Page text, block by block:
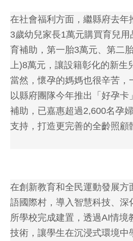
在社會福利方面，繼縣府去年
3歲幼兒家長1萬元購買育兒
育補助，第一胎3萬元、第二
上)8萬元，讓設籍彰化的新生
當然，懷孕的媽媽也很辛苦，
以縣府團隊今年推出「好孕卡
補助，已嘉惠超過2,600名孕
支持，打造更完善的全齡照顧
在創新教育和全民運動發展方
語國際村，導入智慧科技、深
所學校完成建置，透過AI情境
技術，讓學生在沉浸式環境中